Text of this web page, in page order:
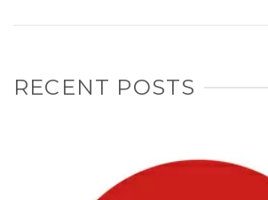
RECENT POSTS